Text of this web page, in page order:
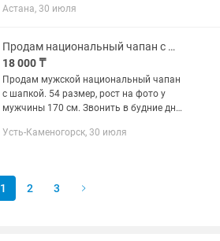
Астана, 30 июля
Продам национальный чапан с шапкой
18 000 ₸
Продам мужской национальный чапан
с шапкой. 54 размер, рост на фото у
мужчины 170 см. Звонить в будние дни
Усть-Каменогорск, 30 июля
1 2 3